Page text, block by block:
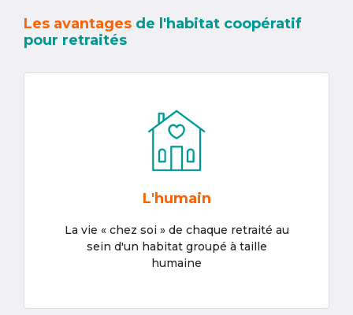
Les avantages de l'habitat coopératif
pour retraités
L'humain
La vie « chez soi » de chaque retraité au
sein d'un habitat groupé à taille
humaine